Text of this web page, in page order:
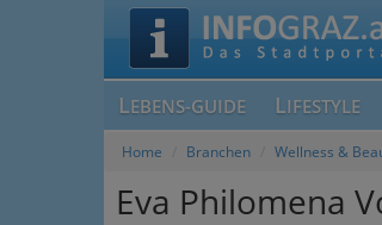
LEBENS-GUIDE LIFESTYLE
Home Branchen Wellness &
Eva Philomena